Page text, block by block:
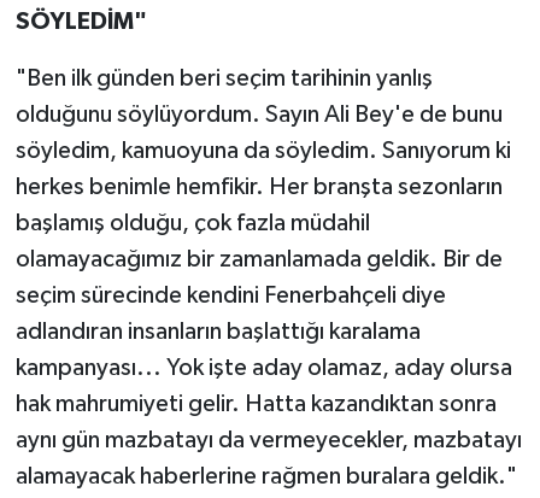
SÖYLEDİM"
"Ben ilk günden beri seçim tarihinin yanlış
olduğunu söylüyordum. Sayın Ali Bey'e de bunu
söyledim, kamuoyuna da söyledim. Sanıyorum ki
herkes benimle hemfikir. Her branşta sezonların
başlamış olduğu, çok fazla müdahil
olamayacağımız bir zamanlamada geldik. Bir de
seçim sürecinde kendini Fenerbahçeli diye
adlandıran insanların başlattığı karalama
kampanyası... Yok işte aday olamaz, aday olursa
hak mahrumiyeti gelir. Hatta kazandıktan sonra
aynı gün mazbatayı da vermeyecekler, mazbatayı
alamayacak haberlerine rağmen buralara geldik."